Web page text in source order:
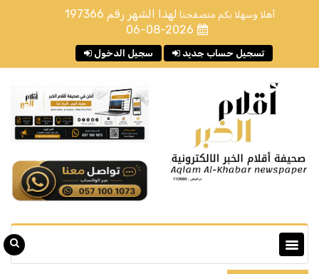
أهلا وسهلا بكم متصفحنا لهذا الشهر رقم 197366
06-08-2026
سجيل الدخول تسجيل حساب جديد